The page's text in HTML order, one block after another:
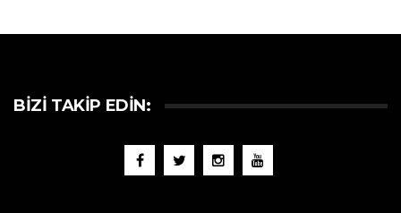
BIZI TAKIP EDIN: